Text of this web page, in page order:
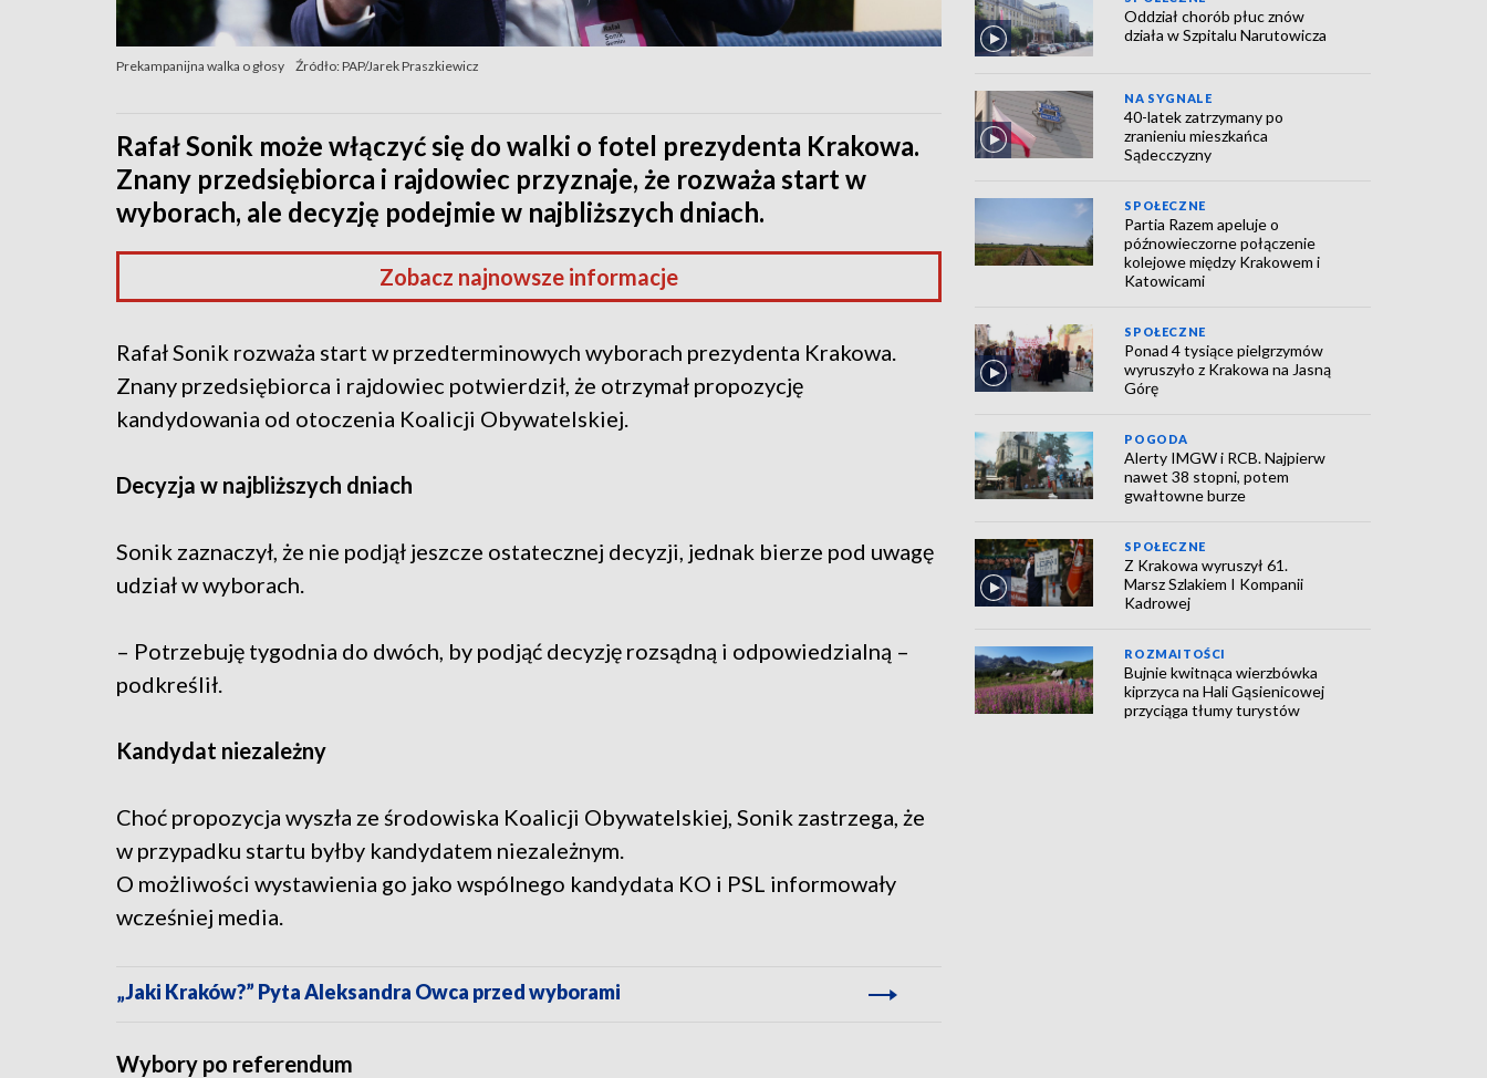
Prekampanijna walka o głosy Źródło: PAP/Jarek Praszkiewicz
Rafał Sonik może włączyć się do walki o fotel prezydenta Krakowa.
Znany przedsiębiorca i rajdowiec przyznaje, że rozważa start w
wyborach, ale decyzję podejmie w najbliższych dniach.
Zobacz najnowsze informacje
Rafał Sonik rozważa start w przedterminowych wyborach prezydenta Krakowa.
Znany przedsiębiorca i rajdowiec potwierdził, że otrzymał propozycję
kandydowania od otoczenia Koalicji Obywatelskiej.
Decyzja w najbliższych dniach
Sonik zaznaczył, że nie podjął jeszcze ostatecznej decyzji, jednak bierze pod uwagę
udział w wyborach.
– Potrzebuję tygodnia do dwóch, by podjąć decyzję rozsądną i odpowiedzialną –
podkreślił.
Kandydat niezależny
Choć propozycja wyszła ze środowiska Koalicji Obywatelskiej, Sonik zastrzega, że
w przypadku startu byłby kandydatem niezależnym.
O możliwości wystawienia go jako wspólnego kandydata KO i PSL informowały
wcześniej media.
„Jaki Kraków?” Pyta Aleksandra Owca przed wyborami
Wybory po referendum
Oddział chorób płuc znów
działa w Szpitalu Narutowicza
NA SYGNALE
40-latek zatrzymany po
zranieniu mieszkańca
Sądecczyzny
SPOŁECZNE
Partia Razem apeluje o
późnowieczorne połączenie
kolejowe między Krakowem i
Katowicami
SPOŁECZNE
Ponad 4 tysiące pielgrzymów
wyruszyło z Krakowa na Jasną
Górę
POGODA
Alerty IMGW i RCB. Najpierw
nawet 38 stopni, potem
gwałtowne burze
SPOŁECZNE
Z Krakowa wyruszył 61.
Marsz Szlakiem I Kompanii
Kadrowej
ROZMAITOŚCI
Bujnie kwitnąca wierzbówka
kiprzyca na Hali Gąsienicowej
przyciąga tłumy turystów